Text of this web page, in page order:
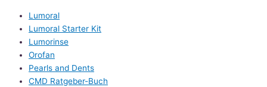
Lumoral
Lumoral Starter Kit
Lumorinse
Orofan
Pearls and Dents
CMD Ratgeber-Buch